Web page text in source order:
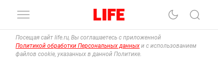
Посещая сайт life.ru, Вы соглашаетесь с приложенной
Политикой обработки Персональных данных и с использованием
файлов cookie, указанных в данной Политике.